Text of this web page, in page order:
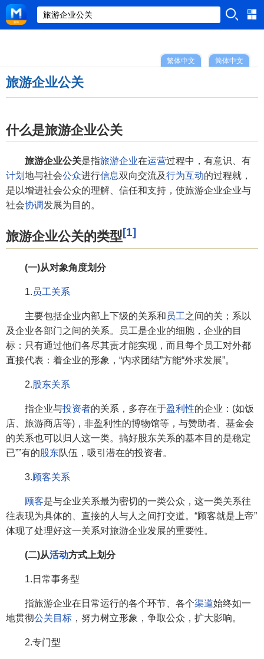
简体中文
繁体中文
旅游企业公关
什么是旅游企业公关
旅游企业公关是指旅游企业在运营过程中，有意识、有
计划 地与社会公众进行信息双向交流及行为互动的过程就，
是以增进社会公众的理解、信任和支持，使旅游企业企业与
社会协调发展为目的。
旅游企业公关的类型[1]
(一)从对象角度划分
1. 员工关系
主要包括企业内部上下级的关系和 员工之间的关；系以
及企业各部门之间的关系。员工是企业的细胞，企业的目
标：只有通过他们各尽其责才能实现，而且每个员工对外都
直接代表：着企业的形象，“内求团结”方能“外求发展”。
2.股东关系
指企业与投资者的关系，多存在于盈利性的企业：(如饭
店、旅游商店等)，非盈利性的博物馆等，与赞助者、基金会
的关系也可以归人这一类。搞好股东关系的基本目的是稳定
已””有的股东队伍，吸引潜在的投资者。
3.顾客关系
顾客是与企业关系最为密切的一类公众，这一类关系往
往表现为具体的、直接的人与人之间打交道。“顾客就是上帝”
体现了处理好这一关系对旅游企业发展的重要性。
(二)从活动方式上划分
1.日常事务型
指旅游企业在日常运行的各个环节、各个渠道始终如一
地贯彻公关目标 ，努力树立形象，争取公众，扩大影响。
2.专门型